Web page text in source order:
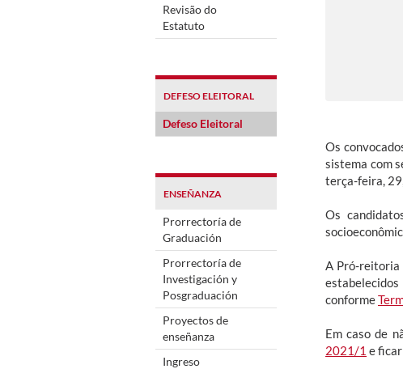
Revisão do
Estatuto
DEFESO ELEITORAL
Defeso Eleitoral
ENSEÑANZA
Prorrectoría de
Graduación
Prorrectoría de
Investigación y
Posgraduación
Proyectos de
enseñanza
Ingreso
Os
sistema com
terça-feira,
Os
A Pró-reitoria
conforme
Em caso de
2021/1 e